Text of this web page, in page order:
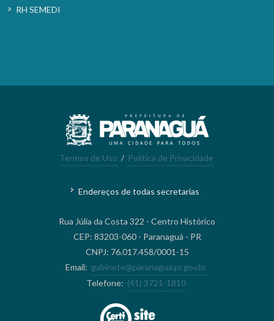
RH SEMEDI
Termos de Uso / Política de Privacidade
Endereços de todas secretarias
Rua Júlia da Costa 322 - Centro Histórico
CEP: 83203-060 - Paranaguá - PR
CNPJ: 76.017.458/0001-15
Email: gabinete@paranagua.pr.gov.br
Telefone: (41) 3721-1810